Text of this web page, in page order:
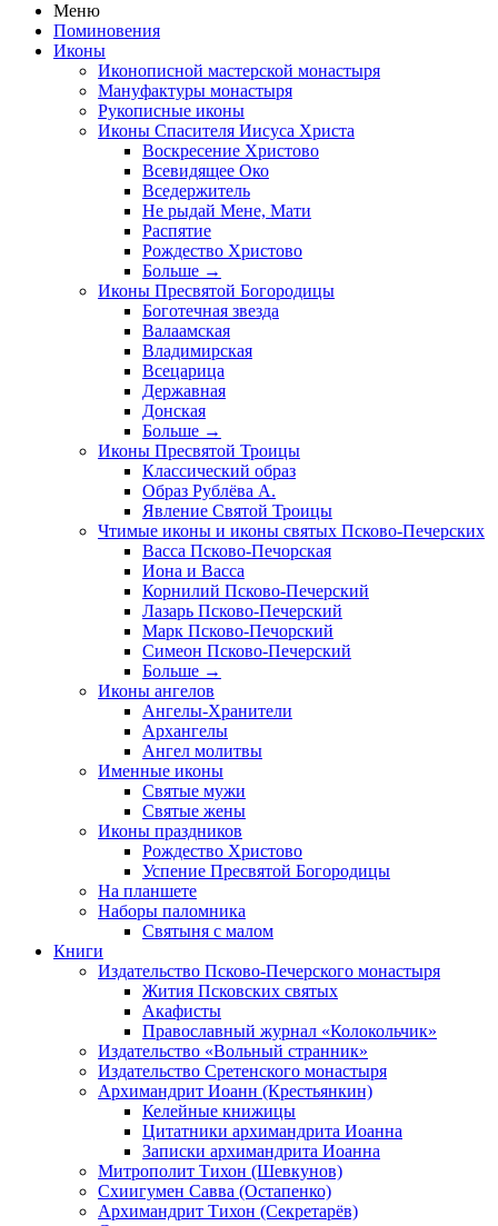
Меню
Поминовения
Иконы
Иконописной мастерской монастыря
Мануфактуры монастыря
Рукописные иконы
Иконы Спасителя Иисуса Христа
Воскресение Христово
Всевидящее Око
Вседержитель
Не рыдай Мене, Мати
Распятие
Рождество Христово
Больше →
Иконы Пресвятой Богородицы
Боготечная звезда
Валаамская
Владимирская
Всецарица
Державная
Донская
Больше →
Иконы Пресвятой Троицы
Классический образ
Образ Рублёва А.
Явление Святой Троицы
Чтимые иконы и иконы святых Псково-Печерских
Васса Псково-Печорская
Иона и Васса
Корнилий Псково-Печерский
Лазарь Псково-Печерский
Марк Псково-Печорский
Симеон Псково-Печерский
Больше →
Иконы ангелов
Ангелы-Хранители
Архангелы
Ангел молитвы
Именные иконы
Святые мужи
Святые жены
Иконы праздников
Рождество Христово
Успение Пресвятой Богородицы
На планшете
Наборы паломника
Святыня с малом
Книги
Издательство Псково-Печерского монастыря
Жития Псковских святых
Акафисты
Православный журнал «Колокольчик»
Издательство «Вольный странник»
Издательство Сретенского монастыря
Архимандрит Иоанн (Крестьянкин)
Келейные книжицы
Цитатники архимандрита Иоанна
Записки архимандрита Иоанна
Митрополит Тихон (Шевкунов)
Схиигумен Савва (Остапенко)
Архимандрит Тихон (Секретарёв)